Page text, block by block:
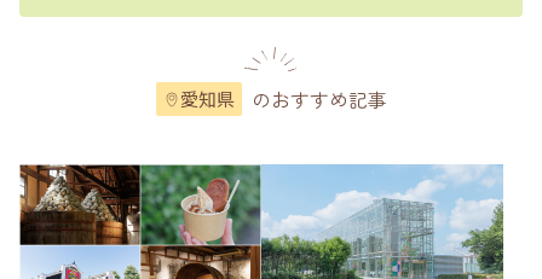
愛知県 のおすすめ記事